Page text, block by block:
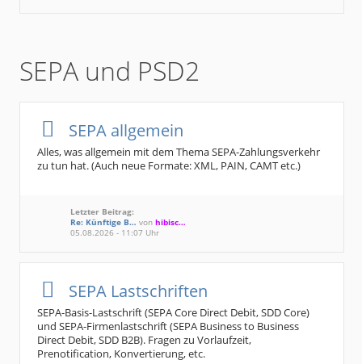
SEPA und PSD2
SEPA allgemein
Alles, was allgemein mit dem Thema SEPA-Zahlungsverkehr
zu tun hat. (Auch neue Formate: XML, PAIN, CAMT etc.)
Letzter Beitrag:
Re: Künftige B… von hibisc…
05.08.2026 - 11:07 Uhr
SEPA Lastschriften
SEPA-Basis-Lastschrift (SEPA Core Direct Debit, SDD Core)
und SEPA-Firmenlastschrift (SEPA Business to Business
Direct Debit, SDD B2B). Fragen zu Vorlaufzeit,
Prenotification, Konvertierung, etc.